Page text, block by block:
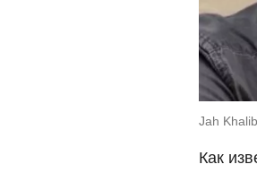
Jah
Как